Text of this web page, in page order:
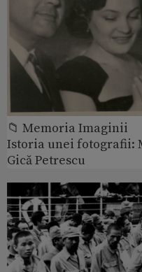
📁 Memoria Imaginii
Istoria unei fotografii:
Gică Petrescu